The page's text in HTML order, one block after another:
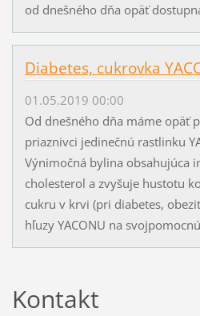
od dnešného dňa opäť
Diabetes, cukrovka
01.05.2019 00:00
Od dnešného dňa máme opäť
priaznivci jedinečnú rastlinku
Výnimočná bylina obsahujúca
cholesterol a zvyšuje hustotu
cukru v krvi (pri diabetes,
hľuzy YACONU na
Kontakt